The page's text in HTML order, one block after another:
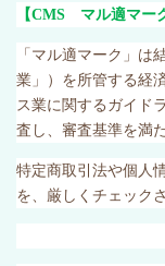
【CMS マル適マー
「マル適マーク」
業」）を所管する経
ス業に関するガイド
査し、審査基準を満
特定商取引法や個人
を、厳しくチェック